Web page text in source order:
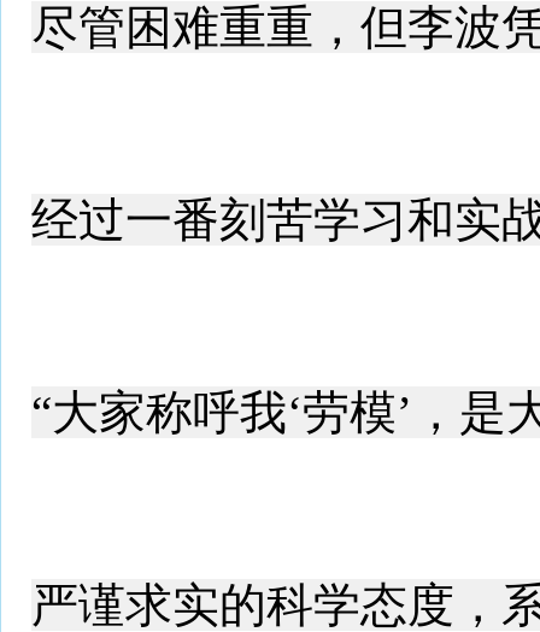
尽管困难重重，但李波
经过一番刻苦学习和实
“大家称呼我‘劳模’，
严谨求实的科学态度，